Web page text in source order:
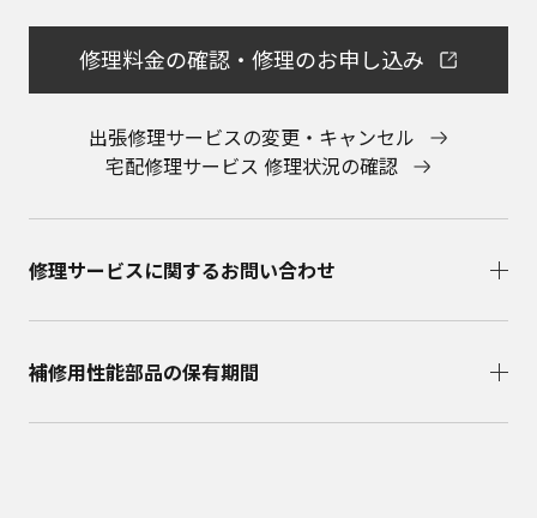
修理料金の確認・修理のお申し込み
出張修理サービスの変更・キャンセル
宅配修理サービス 修理状況の確認
修理サービスに関するお問い合わせ​
補修用性能部品の保有期間​